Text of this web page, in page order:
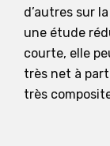
d’autres sur
une étude
courte, elle
très net à
très